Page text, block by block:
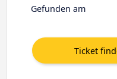
Gefunden am